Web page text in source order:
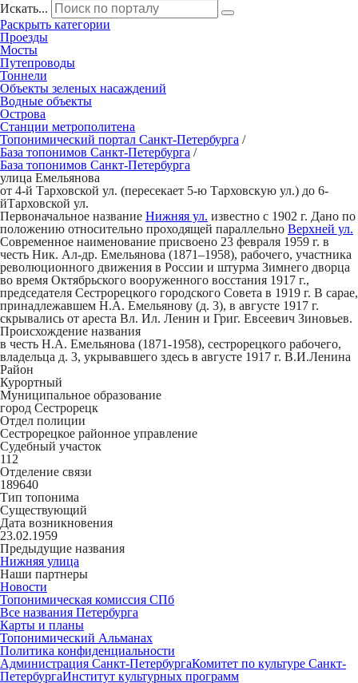
Искать...
Раскрыть категории
Проезды
Мосты
Путепроводы
Тоннели
Объекты зеленых насаждений
Водные объекты
Острова
Станции метрополитена
Топонимический портал Санкт-Петербурга /
База топонимов Санкт-Петербурга /
База топонимов Санкт-Петербурга
улица Емельянова
от 4-й Тарховской ул. (пересекает 5-ю Тарховскую ул.) до 6-
йТарховской ул.
Первоначальное название Нижняя ул. известно с 1902 г. Дано по
положению относительно проходящей параллельно Верхней ул.
Современное наименование присвоено 23 февраля 1959 г. в
честь Ник. Ал-др. Емельянова (1871–1958), рабочего, участника
революционного движения в России и штурма Зимнего дворца
во время Октябрьского вооруженного восстания 1917 г.,
председателя Сестрорецкого городского Совета в 1919 г. В сарае,
принадлежавшем Н.А. Емельянову (д. 3), в августе 1917 г.
скрывались от ареста Вл. Ил. Ленин и Григ. Евсеевич Зиновьев.
Происхождение названия
в честь Н.А. Емельянова (1871-1958), сестрорецкого рабочего,
владельца д. 3, укрывавшего здесь в августе 1917 г. В.И.Ленина
Район
Курортный
Муниципальное образование
город Сестрорецк
Отдел полиции
Сестрорецкое районное управление
Судебный участок
112
Отделение связи
189640
Тип топонима
Существующий
Дата возникновения
23.02.1959
Предыдущие названия
Нижняя улица
Наши партнеры
Новости
Топонимическая комиссия СПб
Все названия Петербурга
Карты и планы
Топонимический Альманах
Политика конфиденциальности
Администрация Санкт-ПетербургаКомитет по культуре Санкт-
ПетербургаИнститут культурных программ